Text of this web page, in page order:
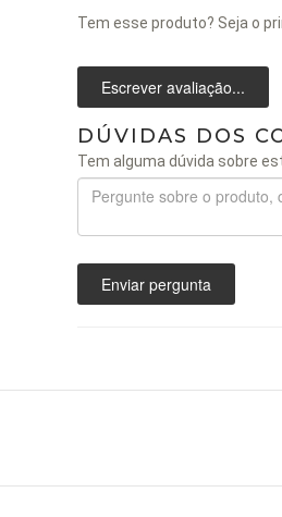
Tem esse produto? Seja o
Escrever avaliação...
DÚVIDAS DOS
Tem alguma dúvida sobre
Enviar pergunta